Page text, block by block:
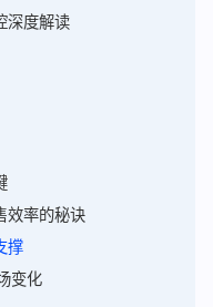
深度解读
效率的秘诀
撑
变化